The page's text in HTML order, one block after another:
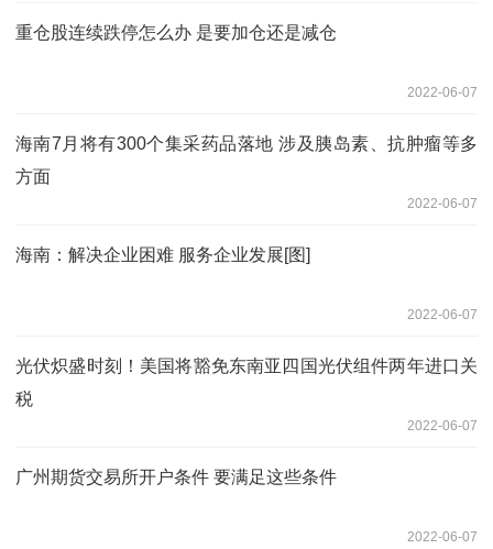
重仓股连续跌停怎么办 是要加仓还是减仓
2022-06-07
海南7月将有300个集采药品落地 涉及胰岛素、抗肿瘤等多
方面
2022-06-07
海南：解决企业困难 服务企业发展[图]
2022-06-07
光伏炽盛时刻！美国将豁免东南亚四国光伏组件两年进口关
税
2022-06-07
广州期货交易所开户条件 要满足这些条件
2022-06-07